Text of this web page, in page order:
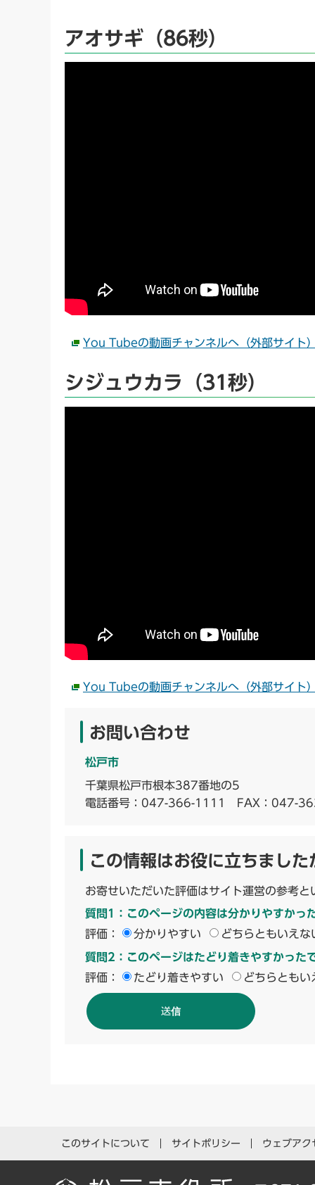
アオサギ（86秒）
You Tubeの動画チャンネルへ（外部サイト
シジュウカラ（31秒）
You Tubeの動画チャンネルへ（外部サイト
お問い合わせ
松戸市
千葉県松戸市根本387番地の5
電話番号： 047-366-1111 FAX：047-
この情報はお役に立ちました
お寄せいただいた評価はサイト運営の参考と
質問1：このページの内容は分かりやすかっ
評価：
分かりやすい どちらともいえな
質問2：このページはたどり着きやすかった
評価：
たどり着きやすい どちらともい
このサイトについて サイトポリシー ウェブアク